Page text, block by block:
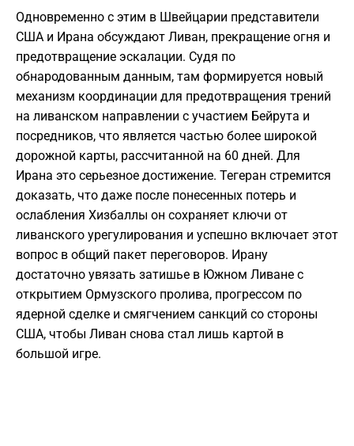
Одновременно с этим в Швейцарии представители
США и Ирана обсуждают Ливан, прекращение огня и
предотвращение эскалации. Судя по
обнародованным данным, там формируется новый
механизм координации для предотвращения трений
на ливанском направлении с участием Бейрута и
посредников, что является частью более широкой
дорожной карты, рассчитанной на 60 дней. Для
Ирана это серьезное достижение. Тегеран стремится
доказать, что даже после понесенных потерь и
ослабления Хизбаллы он сохраняет ключи от
ливанского урегулирования и успешно включает этот
вопрос в общий пакет переговоров. Ирану
достаточно увязать затишье в Южном Ливане с
открытием Ормузского пролива, прогрессом по
ядерной сделке и смягчением санкций со стороны
США, чтобы Ливан снова стал лишь картой в
большой игре.